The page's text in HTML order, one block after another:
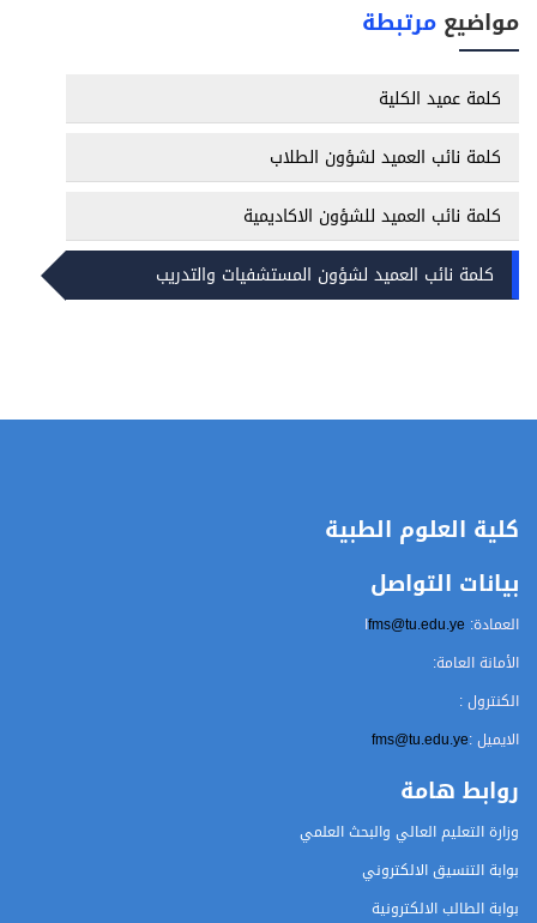
مواضيع مرتبطة
كلمة عميد الكلية
كلمة نائب العميد لشؤون الطلاب
كلمة نائب العميد للشؤون الاكاديمية
كلمة نائب العميد لشؤون المستشفيات والتدريب
كلية العلوم الطبية
بيانات التواصل
العمادة: fms@tu.edu.yeا
الأمانة العامة:
الكنترول :
الايميل :fms@tu.edu.ye
روابط هامة
وزارة التعليم العالي والبحث العلمي
بوابة التنسيق الالكتروني
بوابة الطالب الالكترونية